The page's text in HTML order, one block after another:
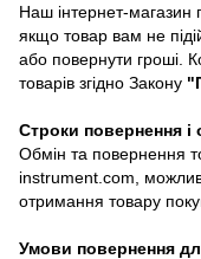
Наш інтернет-магазин
якщо товар вам не
або повернути гроші.
товарів згідно Закону
Строки повернення і
Обмін та повернення
instrument.com,
отримання товару
Умови повернення